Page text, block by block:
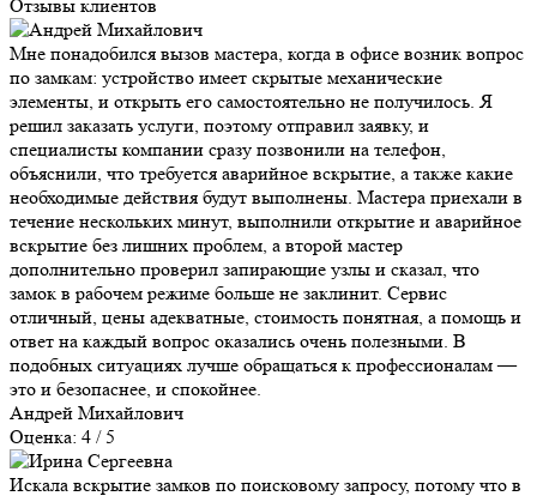
Отзывы клиентов
Мне понадобился вызов мастера, когда в офисе возник вопрос
по замкам: устройство имеет скрытые механические
элементы, и открыть его самостоятельно не получилось. Я
решил заказать услуги, поэтому отправил заявку, и
специалисты компании сразу позвонили на телефон,
объяснили, что требуется аварийное вскрытие, а также какие
необходимые действия будут выполнены. Мастера приехали в
течение нескольких минут, выполнили открытие и аварийное
вскрытие без лишних проблем, а второй мастер
дополнительно проверил запирающие узлы и сказал, что
замок в рабочем режиме больше не заклинит. Сервис
отличный, цены адекватные, стоимость понятная, а помощь и
ответ на каждый вопрос оказались очень полезными. В
подобных ситуациях лучше обращаться к профессионалам —
это и безопаснее, и спокойнее.
Андрей Михайлович
Оценка: 4 / 5
Искала вскрытие замков по поисковому запросу, потому что в